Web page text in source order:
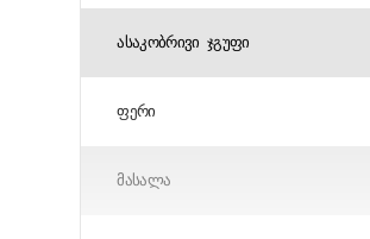
ᲐᲡᲐᲙᲝᲑᲠᲘᲕᲘ ᲯᲒᲣᲤᲘ
ᲤᲔᲠᲘ
ᲛᲐᲡᲐᲚᲐ